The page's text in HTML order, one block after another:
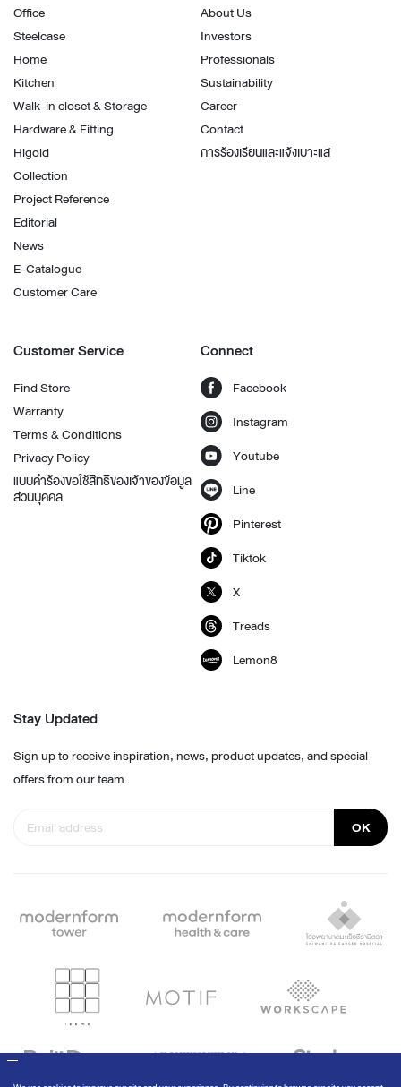
Office
Steelcase
Home
Kitchen
Walk-in closet & Storage
Hardware & Fitting
Higold
Collection
Project Reference
Editorial
News
E-Catalogue
Customer Care
About Us
Investors
Professionals
Sustainability
Career
Contact
การร้องเรียนและแจ้งเบาะแส
Customer Service
Find Store
Warranty
Terms & Conditions
Privacy Policy
แบบคำร้องขอใช้สิทธิของเจ้าของข้อมูล
ส่วนบุคคล
Connect
Facebook
Instagram
Youtube
Line
Pinterest
Tiktok
X
Treads
Lemon8
Stay Updated
Sign up to receive inspiration, news, product updates, and special
offers from our team.
OK